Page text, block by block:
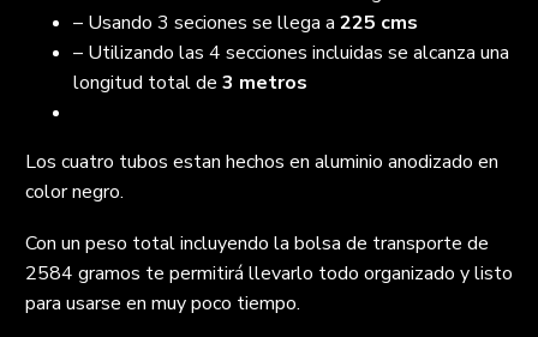
– Usando 3 seciones se llega a 225 cms
– Utilizando las 4 secciones incluidas se alcanza una
longitud total de 3 metros
Los cuatro tubos estan hechos en aluminio anodizado en
color negro.
Con un peso total incluyendo la bolsa de transporte de
2584 gramos te permitirá llevarlo todo organizado y listo
para usarse en muy poco tiempo.